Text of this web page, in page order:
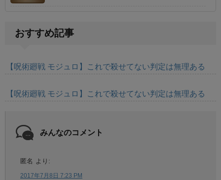
おすすめ記事
【呪術廻戦 モジュロ】これで殺せてない判定は無理ある
【呪術廻戦 モジュロ】これで殺せてない判定は無理ある
みんなのコメント
匿名 より:
2017年7月8日 7:23 PM